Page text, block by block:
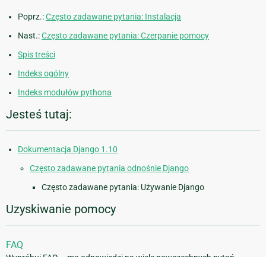
Poprz.:Często zadawane pytania: Instalacja
Nast.:Często zadawane pytania: Czerpanie pomocy
Spis treści
Indeks ogólny
Indeks modułów pythona
Jesteś tutaj:
Dokumentacja Django 1.10
Często zadawane pytania odnośnie Django
Często zadawane pytania: Używanie Django
Uzyskiwanie pomocy
FAQ